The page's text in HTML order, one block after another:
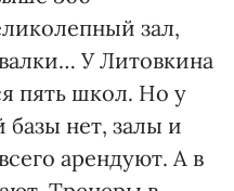
зал,
У Литовкина
пять школ. Но у
нет, залы и
арендуют. А в